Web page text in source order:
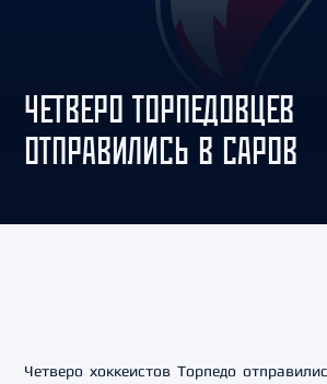
ЧЕТВЕРО ТОРПЕДОВЦЕВ
ОТПРАВИЛИСЬ В САРОВ
Четверо хоккеистов Торпедо